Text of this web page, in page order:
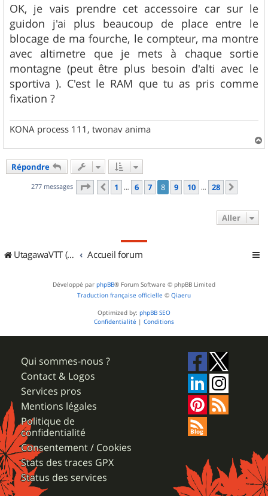
s
s
a
g
e
OK, je vais prendre cet accessoire car sur le
guidon j'ai plus beaucoup de place entre le
blocage de ma fourche, le compteur, ma montre
avec altimetre que je mets à chaque sortie
montagne (peut être plus besoin d'alti avec le
sportiva ). C'est le RAM que tu as pris comme
fixation ?
KONA process 111, twonav anima
a
Répondre
277 messages Page 8sur 28
Précédent
1 … 6 7 8 9 10 … 28
Aller
UtagawaVTT (Randos VTT et VTTAE avec traces GPS) Accueil forum
Développé par phpBB® Forum Software © phpBB Limited
Traduction française officielle © Qiaeru
Optimized by: phpBB SEO
Confidentialité | Conditions
Qui sommes-nous ?
Contact & Logos
Services pros
Mentions légales
Politique de
confidentialité
Consentement / Cookies
Stats des traces GPX
Status des services